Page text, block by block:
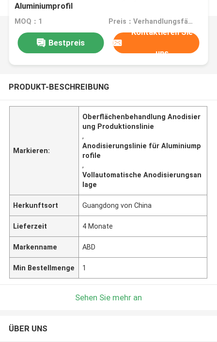
Aluminiumprofil
Oberflächenbehandlungsausrüstung Anodisierung
MOQ：1 Preis：Verhandlungsfähig
Bestpreis
Kontaktieren Sie
uns
PRODUKT-BESCHREIBUNG
Markieren:
Oberflächenbehandlung Anodisier
ung Produktionslinie
,
Anodisierungslinie für Aluminiump
rofile
,
Vollautomatische Anodisierungsan
lage
Herkunftsort Guangdong von China
Lieferzeit 4 Monate
Markenname ABD
Min Bestellmenge 1
Sehen Sie mehr an
ÜBER UNS